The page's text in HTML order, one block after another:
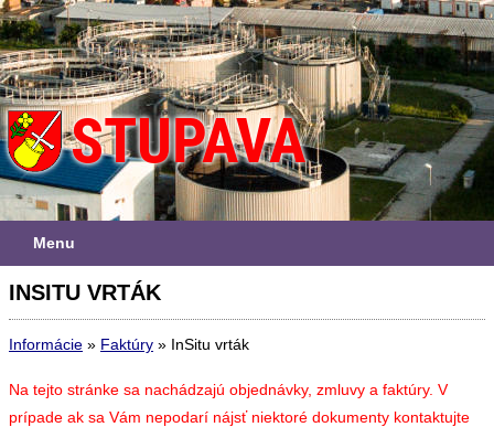
Menu
INSITU VRTÁK
Informácie » Faktúry » InSitu vrták
Na tejto stránke sa nachádzajú objednávky, zmluvy a faktúry. V
prípade ak sa Vám nepodarí nájsť niektoré dokumenty kontaktujte